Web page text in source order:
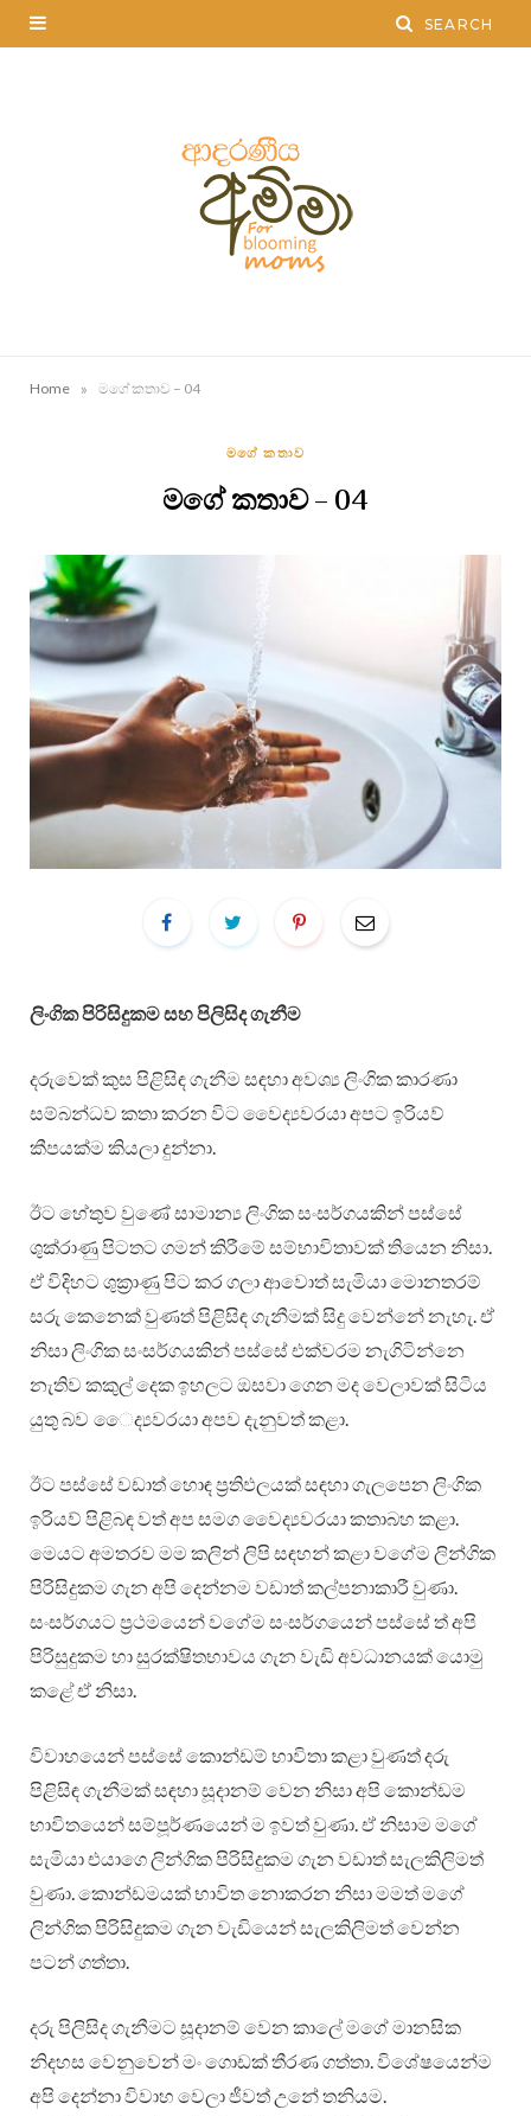
Home » මගේ කතාව – 04
මගේ කතාව
මගේ කතාව – 04
ලිංගික පිරිසිදුකම සහ පිලිසිද ගැනීම
දරුවෙක් කුස පිළිසිඳ ගැනීම සඳහා අවශ්‍ය ලිංගික කාරණා
සම්බන්ධව කතා කරන විට වෛද්‍යවරයා අපට ඉරියව්
කීපයක්ම කියලා දුන්නා.
ඊට හේතුව වුණේ සාමාන්‍ය ලිංගික සංසර්ගයකින් පස්සේ
ශුක්රාණු පිටතට ගමන් කිරීමේ සම්භාවිතාවක් තියෙන නිසා.
ඒ විදිහට ශුක්‍රාණු පිට කර ගලා ආවොත් සැමියා මොනතරම්
සරු කෙනෙක් වුණත් පිළිසිඳ ගැනීමක් සිදු වෙන්නේ නැහැ. ඒ
නිසා ලිංගික සංසර්ගයකින් පස්සේ එක්වරම නැගිටින්නෙ
නැතිව කකුල් දෙක ඉහලට ඔසවා ගෙන මද වෙලාවක් සිටිය
යුතු බව ෛද්‍යවරයා අපව දැනුවත් කළා.
ඊට පස්සේ වඩාත් හොඳ ප්‍රතිඵලයක් සඳහා ගැලපෙන ලිංගික
ඉරියව් පිළිබඳ වත් අප සමග වෛද්‍යවරයා කතාබහ කළා.
මෙයට අමතරව මම කලින් ලිපි සඳහන් කළා වගේම ලින්ගික
පිරිසිදුකම ගැන අපි දෙන්නම වඩාත් කල්පනාකාරී වුණා.
සංසර්ගයට ප්‍රථමයෙන් වගේම සංසර්ගයෙන් පස්සේ ත් අපි
පිරිසුදුකම හා සුරක්ෂිතභාවය ගැන වැඩි අවධානයක් යොමු
කළේ ඒ නිසා.
විවාහයෙන් පස්සේ කොන්ඩම් භාවිතා කළා වුණත් දරු
පිළිසිඳ ගැනීමක් සඳහා සූදානම් වෙන නිසා අපි කොන්ඩම
භාවිතයෙන් සම්පූර්ණයෙන් ම ඉවත් වුණා. ඒ නිසාම මගේ
සැමියා එයාගෙ ලින්ගික පිරිසිදුකම ගැන වඩාත් සැලකිලිමත්
වුණා. කොන්ඩමයක් භාවිත නොකරන නිසා මමත් මගේ
ලින්ගික පිරිසිදුකම ගැන වැඩියෙන් සැලකිලිමත් වෙන්න
පටන් ගත්තා.
දරු පිලිසිද ගැනීමට සූදානම් වෙන කාලේ මගේ මානසික
නිදහස වෙනුවෙන් මං ගොඩක් තීරණ ගත්තා. විශේෂයෙන්ම
අපි දෙන්නා විවාහ වෙලා ජීවත් උනේ තනියම.